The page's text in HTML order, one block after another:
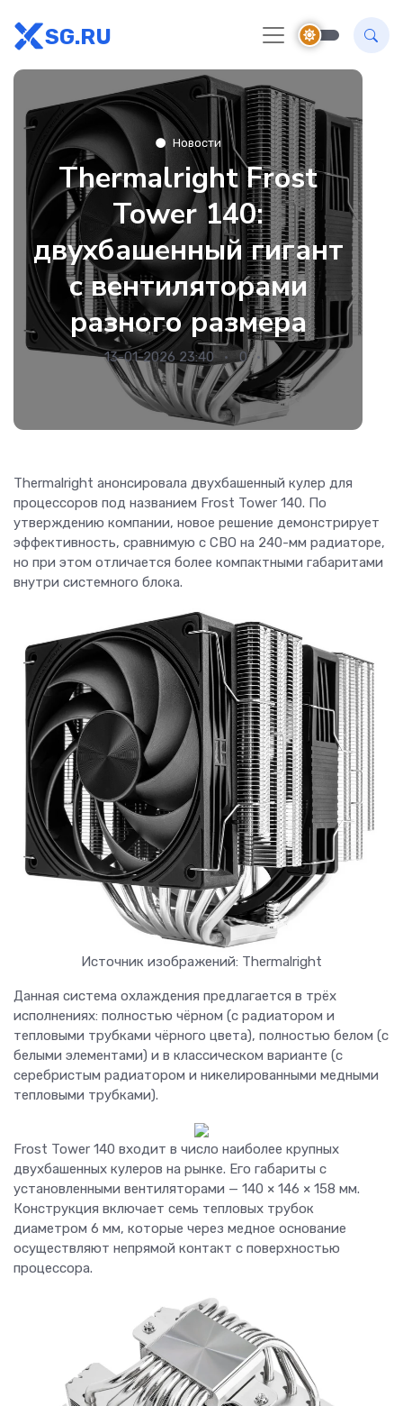
SG.RU
Новости
Thermalright Frost
Tower 140:
двухбашенный гигант
с вентиляторами
разного размера
13-01-2026 23:40 0
Thermalright анонсировала двухбашенный кулер для
процессоров под названием Frost Tower 140. По
утверждению компании, новое решение демонстрирует
эффективность, сравнимую с СВО на 240-мм радиаторе,
но при этом отличается более компактными габаритами
внутри системного блока.
Источник изображений: Thermalright
Данная система охлаждения предлагается в трёх
исполнениях: полностью чёрном (с радиатором и
тепловыми трубками чёрного цвета), полностью белом (с
белыми элементами) и в классическом варианте (с
серебристым радиатором и никелированными медными
тепловыми трубками).
Frost Tower 140 входит в число наиболее крупных
двухбашенных кулеров на рынке. Его габариты с
установленными вентиляторами — 140 × 146 × 158 мм.
Конструкция включает семь тепловых трубок
диаметром 6 мм, которые через медное основание
осуществляют непрямой контакт с поверхностью
процессора.